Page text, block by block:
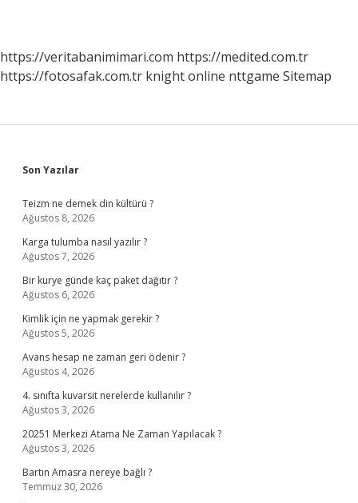
Anlama
Gelir
https://veritabanimimari.com https://medited.com.tr
https://fotosafak.com.tr knight online nttgame Sitemap
Sidebar
Son Yazılar
Teizm ne demek din kültürü ?
Ağustos 8, 2026
Karga tulumba nasıl yazılır ?
Ağustos 7, 2026
Bir kurye günde kaç paket dağıtır ?
Ağustos 6, 2026
Kimlik için ne yapmak gerekir ?
Ağustos 5, 2026
Avans hesap ne zaman geri ödenir ?
Ağustos 4, 2026
4. sınıfta kuvarsit nerelerde kullanılır ?
Ağustos 3, 2026
20251 Merkezi Atama Ne Zaman Yapılacak ?
Ağustos 3, 2026
Bartın Amasra nereye bağlı ?
Temmuz 30, 2026